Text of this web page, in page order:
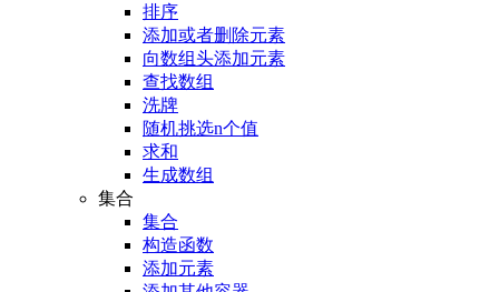
排序
添加或者删除元素
向数组头添加元素
查找数组
洗牌
随机挑选n个值
求和
生成数组
集合
集合
构造函数
添加元素